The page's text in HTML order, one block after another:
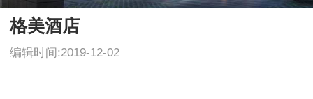
格美酒店
编辑时间:2019-12-02